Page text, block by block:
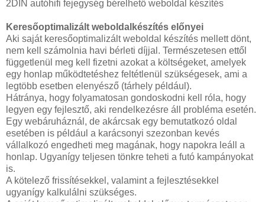
2DIN autóhifi fejegység bérelhető weboldal készítés
Keresőoptimalizált weboldalkészítés előnyei
Aki saját keresőoptimalizált weboldal készítés mellett dönt,
nem kell számolnia havi bérleti díjjal. Természetesen ettől
függetlenül meg kell fizetni azokat a költségeket, amelyek
egy honlap működtetéshez feltétlenül szükségesek, ami a
legtöbb esetben elenyésző (tárhely például).
Hátránya, hogy folyamatosan gondoskodni kell róla, hogy
legyen egy fejlesztő, aki rendelkezésre áll probléma esetén.
Egy webáruháznál, de akárcsak egy bemutatkozó oldal
esetében is például a karácsonyi szezonban kevés
vállalkozó engedheti meg magának, hogy napokra leáll a
honlap. Ugyanígy teljesen tönkre teheti a futó kampányokat
is.
A kötelező frissítésekkel, valamint a fejlesztésekkel
ugyanígy kalkulálni szükséges.